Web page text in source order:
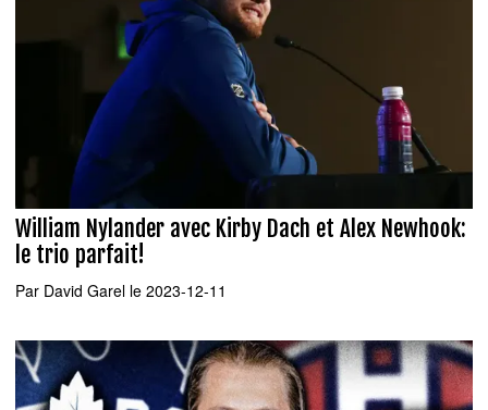
William Nylander avec Kirby Dach et Alex Newhook:
le trio parfait!
Par David Garel le 2023-12-11